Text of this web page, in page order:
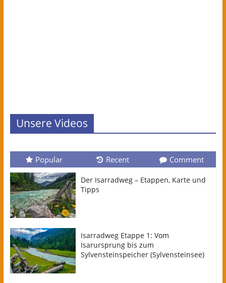
Unsere Videos
Popular Recent Comment
Der Isarradweg – Etappen, Karte und
Tipps
Isarradweg Etappe 1: Vom
Isarursprung bis zum
Sylvensteinspeicher (Sylvensteinsee)